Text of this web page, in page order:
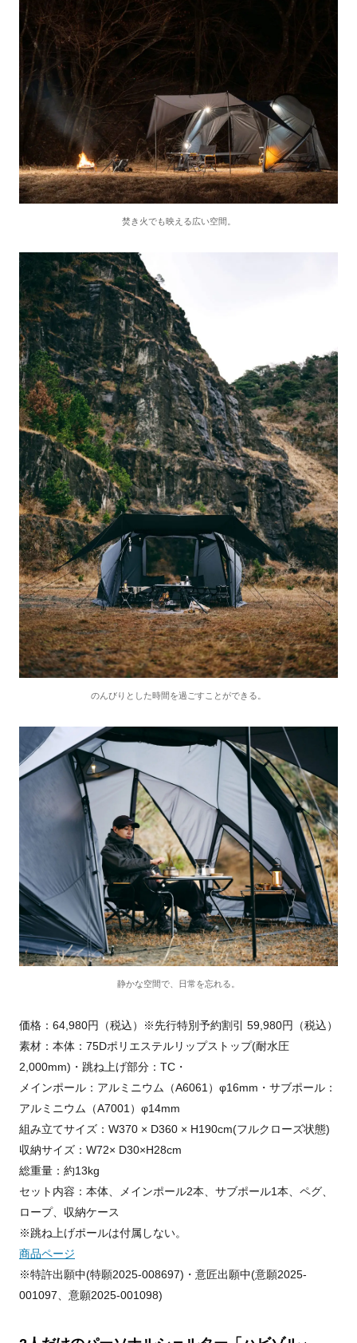
焚き火でも映える広い空間。
のんびりとした時間を過ごすことができる。
静かな空間で、日常を忘れる。
価格：64,980円（税込）※先行特別予約割引 59,980円（税込）
素材：本体：75Dポリエステルリップストップ(耐水圧
2,000mm)・跳ね上げ部分：TC・
メインポール：アルミニウム（A6061）φ16mm・サブポール：
アルミニウム（A7001）φ14mm
組み立てサイズ：W370 × D360 × H190cm(フルクローズ状態)
収納サイズ：W72× D30×H28cm
総重量：約13kg
セット内容：本体、メインポール2本、サブポール1本、ペグ、
ロープ、収納ケース
※跳ね上げポールは付属しない。
商品ページ
※特許出願中(特願2025-008697)・意匠出願中(意願2025-
001097、意願2025-001098)